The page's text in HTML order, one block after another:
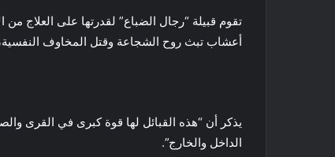
تقوم قبيلة “رجال الضباع” لقدرتها على العلاج
أعشاب تبث روح الشجاعة وقتل المخاوف
يذكر أن “هذه القبائل لها قوة كبرى في القرى
الداخل والخارج”.